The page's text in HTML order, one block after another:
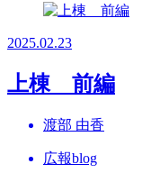
2025.02.23
上棟 前編
渡部 由香
広報blog